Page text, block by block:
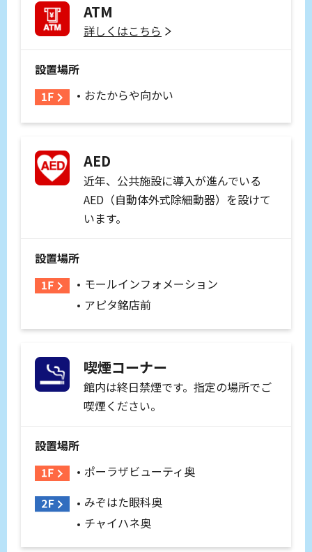
ATM
詳しくはこちら
設置場所
おたからや向かい
AED
近年、公共施設に導入が進んでいる
AED（自動体外式除細動器）を設けて
います。
設置場所
モールインフォメーション
アピタ銘店前
喫煙コーナー
館内は終日禁煙です。指定の場所でご
喫煙ください。
設置場所
ポーラザビューティ奥
みぞはた眼科奥
チャイハネ奥